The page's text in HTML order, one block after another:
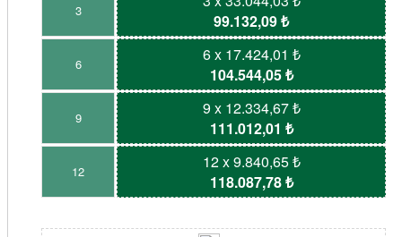
3
99.132,09 ₺
6
6 x 17.424,01 ₺
104.544,05 ₺
9
9 x 12.334,67 ₺
111.012,01 ₺
12
12 x 9.840,65 ₺
118.087,78 ₺